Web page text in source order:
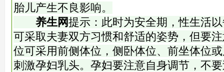
胎儿产生不良影响。
养生网提示：此时为安全期，性生活
可采取夫妻双方习惯和舒适的姿势，但要
位可采用前侧体位，侧卧体位、前坐体位
刺激孕妇乳头。孕妇要注意自身调节，不